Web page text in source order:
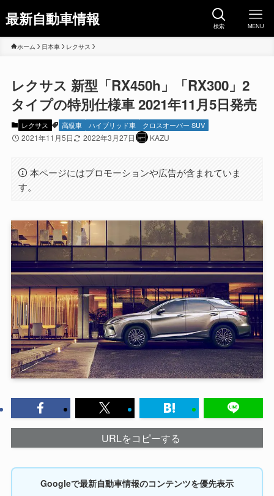
最新自動車情報 検索 MENU
ホーム 日本車 レクサス
レクサス 新型「RX450h」「RX300」2
タイプの特別仕様車 2021年11月5日発売
レクサス 高級車 ハイブリッド車 クロスオーバー SUV
2021年11月5日 2022年3月27日 KAZU
本ページにはプロモーションや広告が含まれていま
す。
URLをコピーする
Googleで最新自動車情報のコンテンツを優先表示